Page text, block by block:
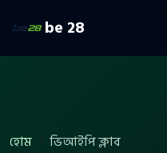
be 28
হোম ভিআইপি ক্লাব